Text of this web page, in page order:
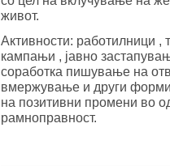
живот.
Активности: работилници ,
кампањи , јавно
соработка пишување на
вмержување и други
на позитивни промени во
рамноправност.